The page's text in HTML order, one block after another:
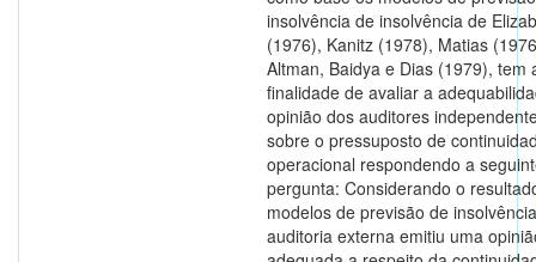
insolvência de insolvência de
(1976), Kanitz (1978), Matias
Altman, Baidya e Dias (1979), tem
finalidade de avaliar a
opinião dos auditores
sobre o pressuposto de
operacional respondendo a
pergunta: Considerando o
modelos de previsão de
auditoria externa emitiu uma